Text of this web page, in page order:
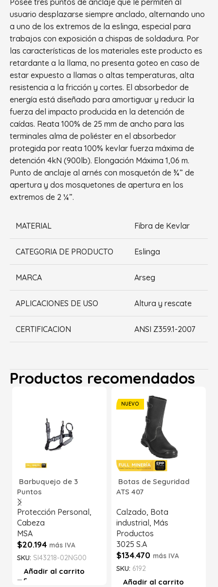
Posee tres puntos de anclaje que le permiten al
usuario desplazarse siempre anclado, alternando uno
a uno de los extremos de la eslinga, especial para
trabajos con exposición a chispas de soldadura. Por
las características de los materiales este producto es
retardante a la llama, no presenta goteo en caso de
estar expuesto a llamas o altas temperaturas, alta
resistencia a la fricción y cortes. El absorbedor de
energía está diseñado para amortiguar y reducir la
fuerza del impacto producida en la detención de
caídas. Reata 100% de 25 mm de ancho para las
terminales alma de poliéster en el absorbedor
protegida por reata 100% kevlar fuerza máxima de
detención 4kN (900lb). Elongación Máxima 1,06 m.
Punto de anclaje al arnés con mosquetón de ¾” de
apertura y dos mosquetones de apertura en los
extremos de 2 ¼”.
MATERIAL Fibra de Kevlar
CATEGORIA DE PRODUCTO Eslinga
MARCA Arseg
APLICACIONES DE USO Altura y rescate
CERTIFICACION ANSI Z359.1-2007
Productos recomendados
Barbuquejo de 3
Puntos
Protección Personal,
Cabeza
MSA
$20.194 más IVA
SKU: SI43218-02NG00
Añadir al carrito
NUEVO
Botas de Seguridad
ATS 407
Calzado, Bota
industrial, Más
Productos
3025 S.A
$134.470 más IVA
SKU: 6192
Añadir al carrito